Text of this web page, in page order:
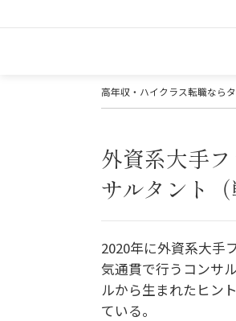
高年収・ハイクラス転職なら
外資系大手
サルタント（
2020年に外資系大手
気通貫で行うコンサ
ルから生まれたヒン
ている。